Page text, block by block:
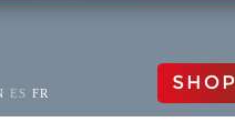
ES FR SHOP